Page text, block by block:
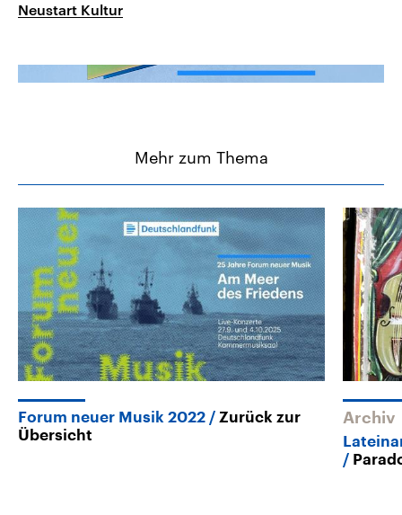
Neustart Kultur
Mehr zum Thema
Forum neuer Musik 2022
Zurück zur
Übersicht
Archiv